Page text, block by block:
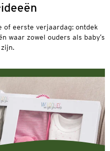
of eerste verjaardag: ontdek
waar zowel ouders als baby’s